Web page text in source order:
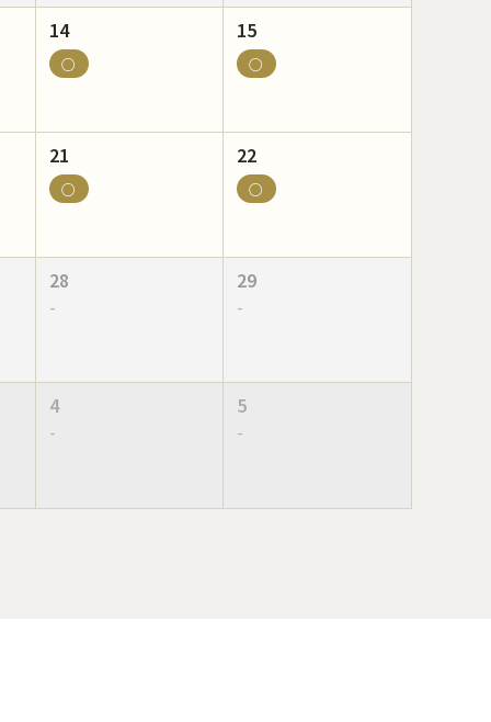
14
○
15
○
21
○
22
○
28
-
29
-
4
-
5
-